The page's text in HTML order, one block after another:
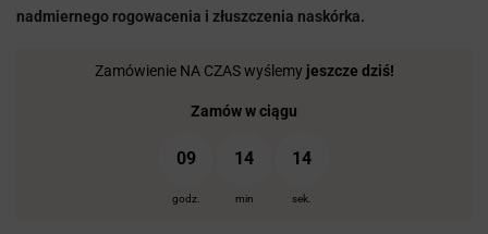
nadmiernego rogowacenia i złuszczenia naskórka.
Zamówienie NA CZAS wyślemy jeszcze dziś!
Zamów w ciągu
09 14 13
godz. min sek.